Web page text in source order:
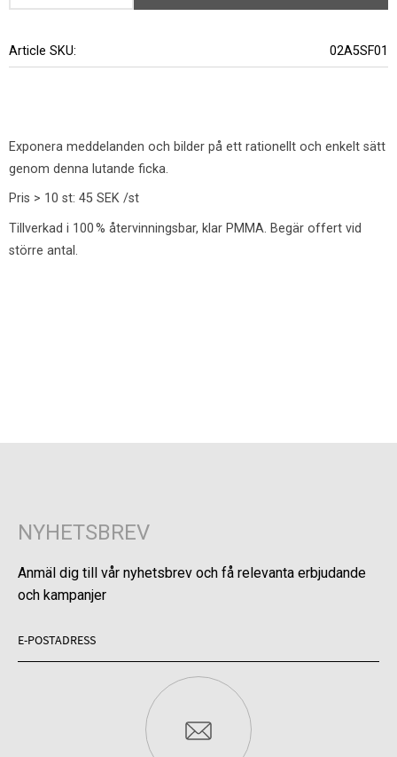
Article SKU 02A5SF01
Exponera meddelanden och bilder på ett rationellt och enkelt sätt
genom denna lutande ficka.
Pris > 10 st: 45 SEK /st
Tillverkad i 100 % återvinningsbar, klar PMMA. Begär offert vid
större antal.
NYHETSBREV
Anmäl dig till vår nyhetsbrev och få relevanta erbjudande
och kampanjer